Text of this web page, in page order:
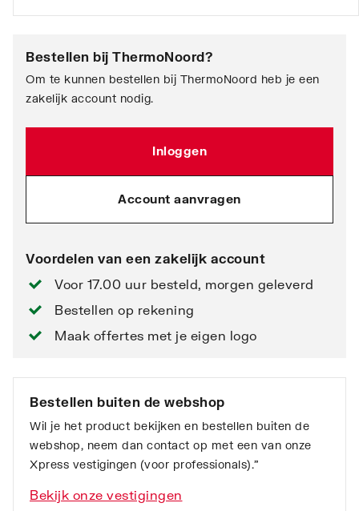
Bestellen bij ThermoNoord?
Om te kunnen bestellen bij ThermoNoord heb je een
zakelijk account nodig.
Inloggen
Account aanvragen
Voordelen van een zakelijk account
Voor 17.00 uur besteld, morgen geleverd
Bestellen op rekening
Maak offertes met je eigen logo
Bestellen buiten de webshop
Wil je het product bekijken en bestellen buiten de
webshop, neem dan contact op met een van onze
Xpress vestigingen (voor professionals).”
Bekijk onze vestigingen